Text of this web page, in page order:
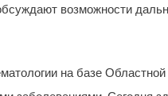
возможности
на базе